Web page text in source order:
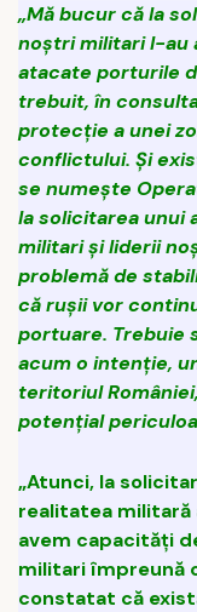
„Mă bucur că la
noștri militari l-au
atacate porturile
trebuit, în
protecție a unei
conflictului. Și
se numește
la solicitarea unui
militari și liderii
problemă de
că rușii vor
portuare. Trebuie
acum o intenție,
teritoriul
potențial
„Atunci, la
realitatea militară
avem capacități
militari împreună
constatat că